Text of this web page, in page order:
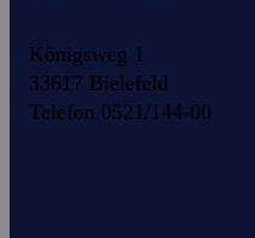
Königsweg 1
33617 Bielefeld
Telefon 0521/144-00